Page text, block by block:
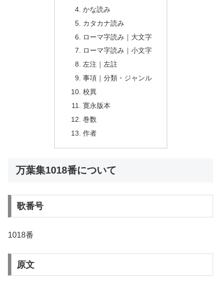
かな読み
カタカナ読み
ローマ字読み｜大文字
ローマ字読み｜小文字
左注｜左註
事項｜分類・ジャンル
校異
寛永版本
巻数
作者
万葉集1018番について
歌番号
1018番
原文